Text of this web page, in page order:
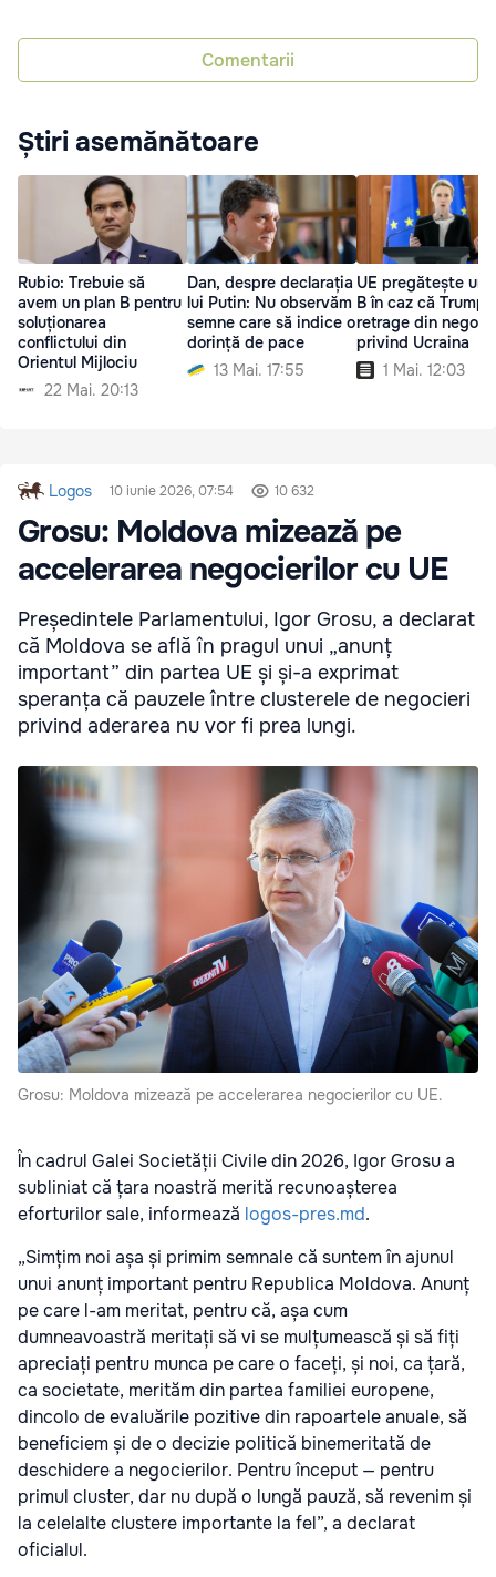
Comentarii
Știri asemănătoare
Rubio: Trebuie să
avem un plan B pentru
soluționarea
conflictului din
Orientul Mijlociu
22 Mai. 20:13
Dan, despre declarația
lui Putin: Nu observăm
semne care să indice o
dorință de pace
13 Mai. 17:55
UE pregătește un
B în caz că Trump
retrage din
privind Ucraina
1 Mai. 12:03
Logos 10 iunie 2026, 07:54 10 632
Grosu: Moldova mizează pe
accelerarea negocierilor cu UE
Președintele Parlamentului, Igor Grosu, a declarat
că Moldova se află în pragul unui „anunț
important” din partea UE și și-a exprimat
speranța că pauzele între clusterele de negocieri
privind aderarea nu vor fi prea lungi.
Grosu: Moldova mizează pe accelerarea negocierilor cu UE.
În cadrul Galei Societății Civile din 2026, Igor Grosu a
subliniat că țara noastră merită recunoașterea
eforturilor sale, informează logos-pres.md.
„Simțim noi așa și primim semnale că suntem în ajunul
unui anunț important pentru Republica Moldova. Anunț
pe care l-am meritat, pentru că, așa cum
dumneavoastră meritați să vi se mulțumească și să fiți
apreciați pentru munca pe care o faceți, și noi, ca țară,
ca societate, merităm din partea familiei europene,
dincolo de evaluările pozitive din rapoartele anuale, să
beneficiem și de o decizie politică binemeritată de
deschidere a negocierilor. Pentru început — pentru
primul cluster, dar nu după o lungă pauză, să revenim și
la celelalte clustere importante la fel”, a declarat
oficialul.